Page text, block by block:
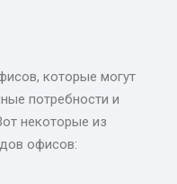
которые могут
потребности и
некоторые из
офисов: